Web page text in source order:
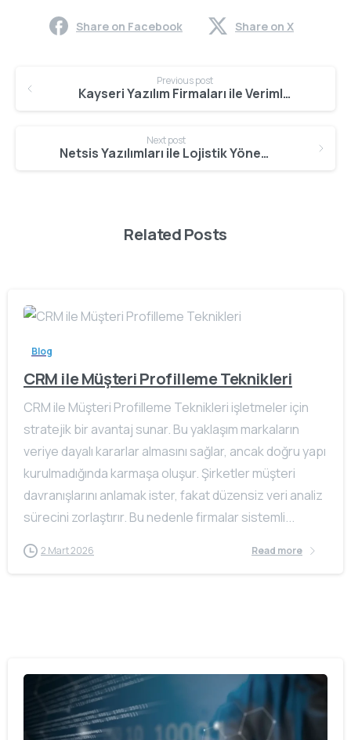
Share on Facebook Share on X
Reading
Previous post
Kayseri Yazılım Firmaları ile Verimlilik Stratejileri
Next post
Netsis Yazılımları ile Lojistik Yönetimi
Related Posts
Blog
CRM ile Müşteri Profilleme Teknikleri
CRM ile Müşteri Profilleme Teknikleri işletmeler için
stratejik bir avantaj sunar. Bu yaklaşım markaların
veriye dayalı kararlar almasını sağlar, ancak doğru yapı
kurulmadığında karmaşa oluşur. Şirketler müşteri
davranışlarını anlamak ister, fakat düzensiz veri analiz
sürecini zorlaştırır. Bu nedenle firmalar sistemli...
2 Mart 2026 Read more